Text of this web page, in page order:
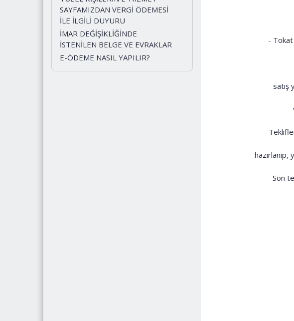
SAYFAMIZDAN VERGİ ÖDEMESİ
İLE İLGİLİ DUYURU
İMAR DEĞİŞİKLİĞİNDE
İSTENİLEN BELGE VE EVRAKLAR
E-ÖDEME NASIL YAPILIR?
- Tokat
satış
Son